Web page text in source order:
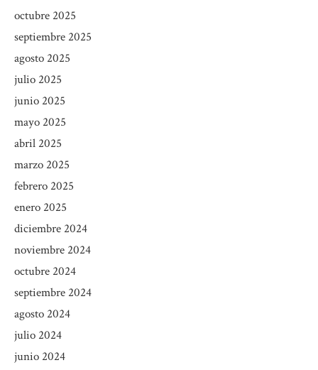
octubre 2025
septiembre 2025
agosto 2025
julio 2025
junio 2025
mayo 2025
abril 2025
marzo 2025
febrero 2025
enero 2025
diciembre 2024
noviembre 2024
octubre 2024
septiembre 2024
agosto 2024
julio 2024
junio 2024